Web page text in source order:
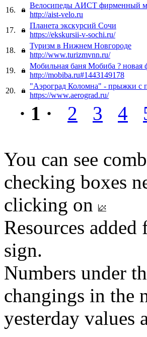
16.
Велосипеды АИСТ фирменный
http://aist-velo.ru
17.
Планета экскурсий Сочи
https://ekskursii-v-sochi.ru/
18.
Туризм в Нижнем Новгороде
http://www.turizmvnn.ru/
19.
Мобильная баня Мобиба ? новая
http://mobiba.ru#1443149178
20.
"Аэроград Коломна" - прыжки с
https://www.aerograd.ru/
· 1 · 2 3 4
You can see
checking boxes
clicking on
Resources
sign.
Numbers under
changings in the
yesterday values